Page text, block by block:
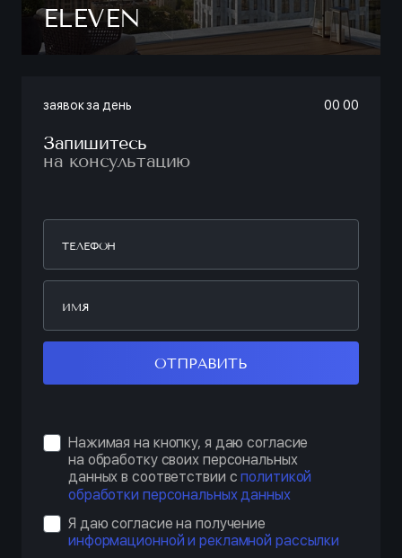
заявок за день 00 :00
Запишитесь
на консультацию
ОТПРАВИТЬ
Нажимая на кнопку, я даю согласие
на обработку своих персональных
данных в соответствии сполитикой
обработки персональных данных
Я даю согласие на получение
информационной и рекламной рассылки
ELEVEN